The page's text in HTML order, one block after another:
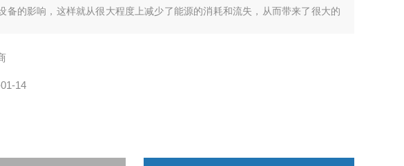
备的影响，这样就从很大程度上减少了能源的消耗和流失，从而带来了很大的
14